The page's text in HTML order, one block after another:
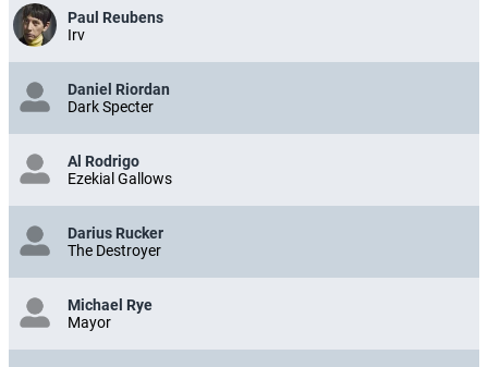
Paul Reubens
Irv
Daniel Riordan
Dark Specter
Al Rodrigo
Ezekial Gallows
Darius Rucker
The Destroyer
Michael Rye
Mayor